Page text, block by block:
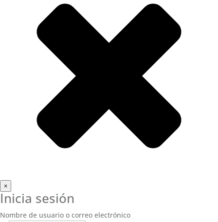
×
Inicia sesión
Nombre de usuario o correo electrónico